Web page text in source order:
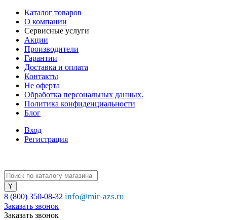
Каталог товаров
О компании
Сервисные услуги
Акции
Производители
Гарантии
Доставка и оплата
Контакты
Не оферта
Обработка персональных данных.
Политика конфиденциальности
Блог
Вход
Регистрация
8 (800) 350-08-32 info@mir-azs.ru
Заказать звонок
Заказать звонок